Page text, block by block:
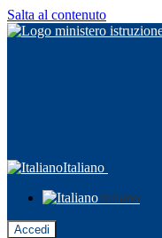
Salta al contenuto
Italiano
Italiano
Accedi